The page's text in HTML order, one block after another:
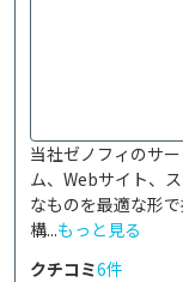
当社ゼノフィのサ
ム、Webサイト、
なものを最適な形
構...もっと見る
クチコミ6件